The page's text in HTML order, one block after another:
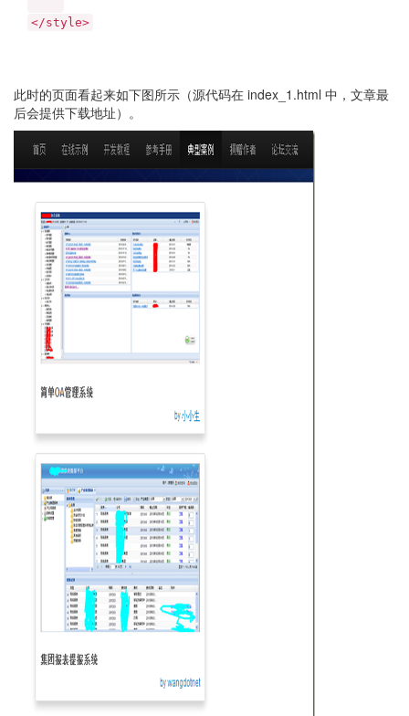
</style>
此时的页面看起来如下图所示（源代码在 index_1.html 中，文章最
后会提供下载地址）。